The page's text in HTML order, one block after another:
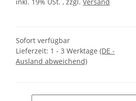
Sofort verfügbar
Lieferzeit: 1 - 3 Werktage (DE -
Ausland abweichend)